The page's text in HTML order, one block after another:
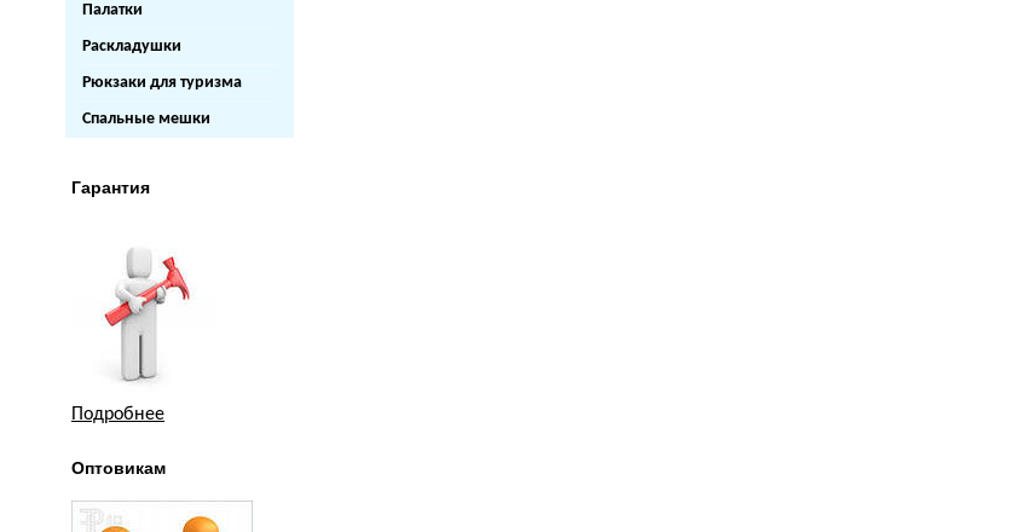
Палатки
Раскладушки
Рюкзаки для туризма
Спальные мешки
Гарантия
Подробнее
Оптовикам